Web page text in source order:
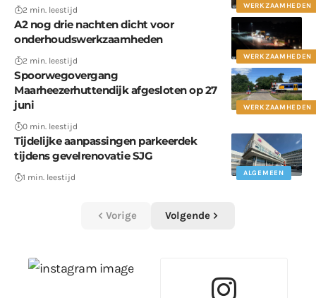
WERKZAAMHEDEN
2 min. leestijd
WERKZAAMHEDEN
A2 nog drie nachten dicht voor
onderhoudswerkzaamheden
2 min. leestijd
WERKZAAMHEDEN
Spoorwegovergang
Maarheezerhuttendijk afgesloten op 27
juni
0 min. leestijd
ALGEMEEN
Tijdelijke aanpassingen parkeerdek
tijdens gevelrenovatie SJG
1 min. leestijd
Vorige Volgende